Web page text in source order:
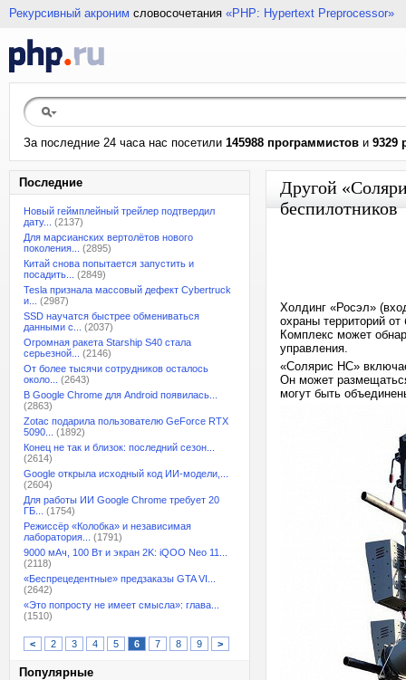
Рекурсивный акроним словосочетания «PHP: Hypertext Preprocessor»
За последние 24 часа нас посетили 145988 программистов и 9329
Последние
Новый геймплейный трейлер подтвердил
дату...
(2137)
Для марсианских вертолётов нового
поколения...
(2895)
Китай снова попытается запустить и
посадить...
(2849)
Tesla признала массовый дефект Cybertruck
и...
(2987)
SSD научатся быстрее обмениваться
данными с...
(2037)
Огромная ракета Starship S40 стала
серьезной...
(2146)
От более тысячи сотрудников осталось
около...
(2643)
В Google Chrome для Android появилась...
(2863)
Zotac подарила пользователю GeForce RTX
5090...
(1892)
Конец не так и близок: последний сезон...
(2614)
Google открыла исходный код ИИ-модели,...
(2604)
Для работы ИИ Google Chrome требует 20
ГБ...
(1754)
Режиссёр «Колобка» и независимая
лаборатория...
(1791)
9000 мАч, 100 Вт и экран 2K: iQOO Neo 11...
(2118)
«Беспрецедентные» предзаказы GTA VI...
(2642)
«Это попросту не имеет смысла»: глава...
(1510)
< 2 3 4 5 6 7 8 9 >
Популярные
Другой
беспилотников
Холдинг «Росэл»
охраны территорий
Комплекс может
управления.
«Солярис НС»
Он может
могут быть